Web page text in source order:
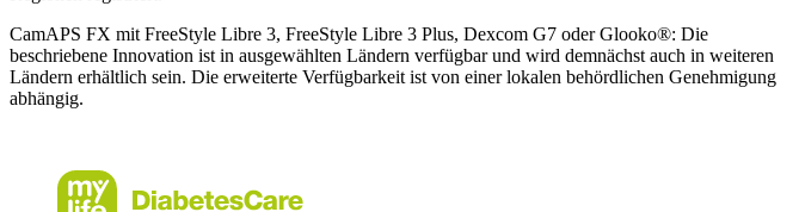
CamAPS FX mit FreeStyle Libre 3, FreeStyle Libre 3 Plus, Dexcom G7 oder Glooko®: Die
beschriebene Innovation ist in ausgewählten Ländern verfügbar und wird demnächst auch in weiteren
Ländern erhältlich sein. Die erweiterte Verfügbarkeit ist von einer lokalen behördlichen Genehmigung
abhängig.